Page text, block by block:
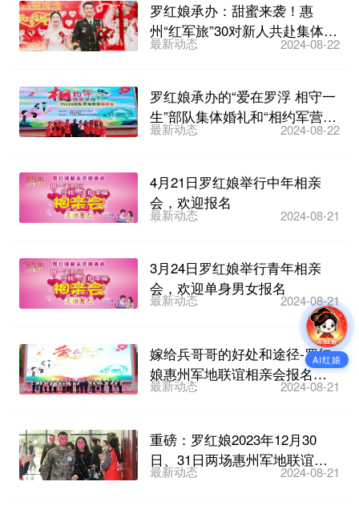
罗红娘承办：甜蜜来袭！惠
州“红军旅”30对新人共赴集体婚
礼
最新动态 2024-08-22
罗红娘承办的“爱在罗浮 相守一
生”部队集体婚礼和“相约军营
缘定罗浮”军地联...
最新动态 2024-08-22
4月21日罗红娘举行中年相亲
会，欢迎报名
最新动态 2024-08-21
3月24日罗红娘举行青年相亲
会，欢迎单身男女报名
最新动态 2024-08-21
嫁给兵哥哥的好处和途径-罗红
娘惠州军地联谊相亲会报名即
将截止
最新动态 2024-08-21
重磅：罗红娘2023年12月30
日、31日两场惠州军地联谊相
亲会开始报名啦~
最新动态 2024-08-21
AI红娘